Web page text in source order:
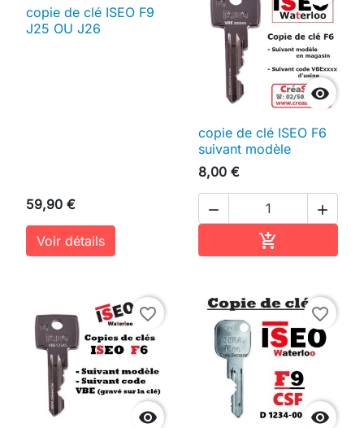
copie de clé ISEO F9
J25 OU J26
59,90 €
Voir détails

copie de clé ISEO F6
suivant modèle
8,00 €
 


favorite_border

favorite_border